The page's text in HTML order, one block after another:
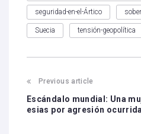
seguridad-en-el-Ártico
Suecia tensión-geopolítica
Previous article
Escándalo mundial: Una
esias por agresión